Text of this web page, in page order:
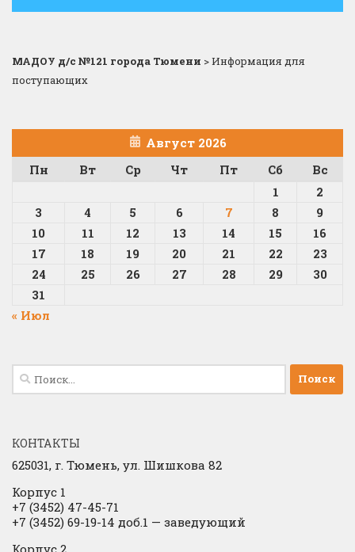
МАДОУ д/с №121 города Тюмени >Информация для
поступающих
Август 2026
Пн
Вт Ср Чт Пт Сб
Вс
1
2
3
4 5 6 7 8
9
10
11 12 13 14 15
16
17
18 19 20 21 22
23
24
25 26 27 28 29
30
31
« Июл
Найти:
КОНТАКТЫ
625031, г. Тюмень, ул. Шишкова 82
Корпус 1
+7 (3452) 47-45-71
+7 (3452) 69-19-14 доб.1 — заведующий
Корпус 2